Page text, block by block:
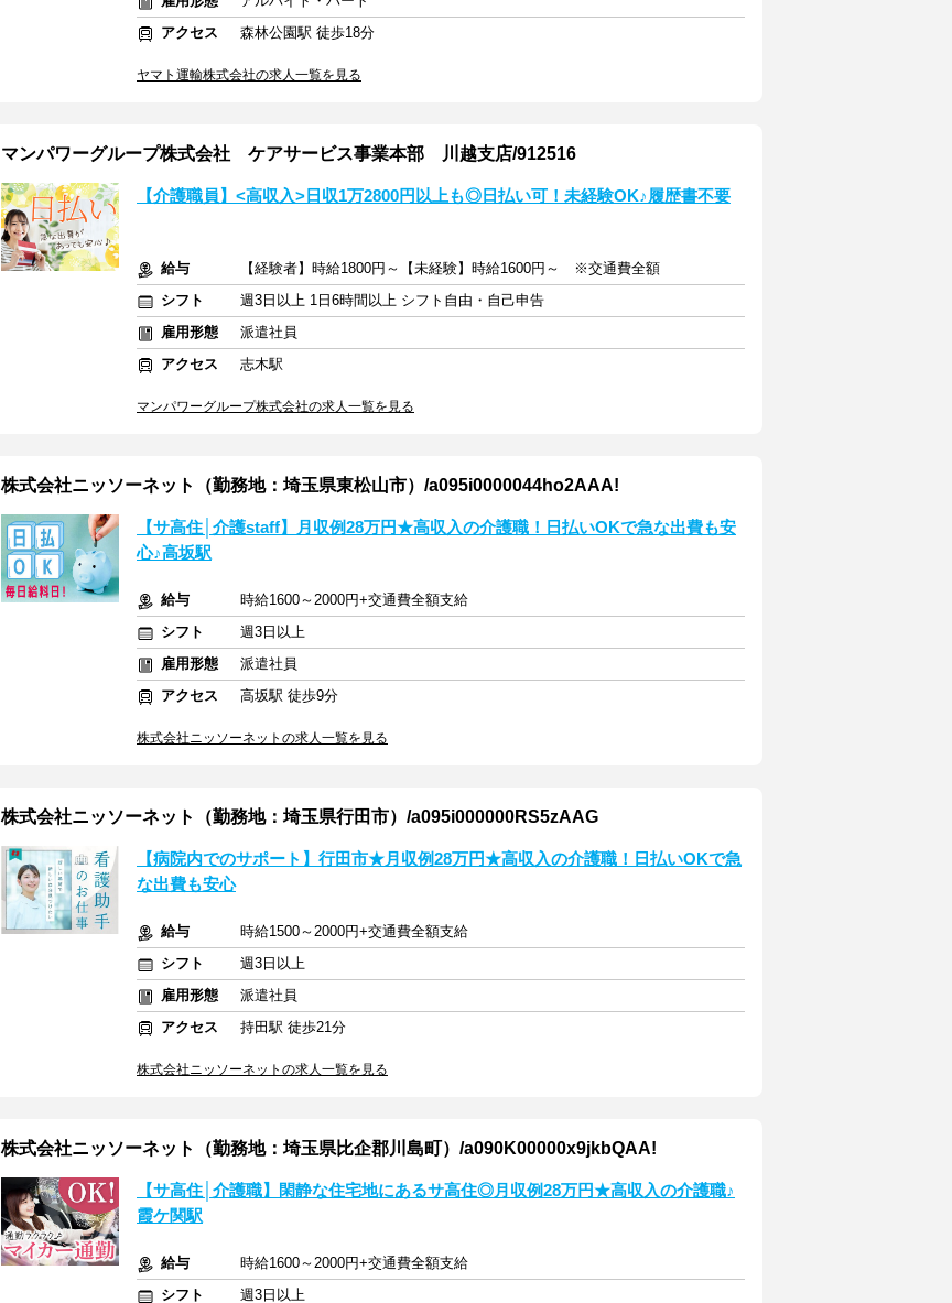
アクセス
森林公園駅 徒歩18分
ヤマト運輸株式会社の求人一覧を見る
マンパワーグループ株式会社 ケアサービス事業本部 川越支店/912516
【介護職員】<高収入>日収1万2800円以上も◎日払い可！未経験OK♪履歴書不要
給与
【経験者】時給1800円～【未経験】時給1600円～ ※交通費全額
シフト
週3日以上 1日6時間以上 シフト自由・自己申告
雇用形態
派遣社員
アクセス
志木駅
マンパワーグループ株式会社の求人一覧を見る
株式会社ニッソーネット（勤務地：埼玉県東松山市）/a095i0000044ho2AAA!
【サ高住│介護staff】月収例28万円★高収入の介護職！日払いOKで急な出費も安
心♪高坂駅
給与
時給1600～2000円+交通費全額支給
シフト
週3日以上
雇用形態
派遣社員
アクセス
高坂駅 徒歩9分
株式会社ニッソーネットの求人一覧を見る
株式会社ニッソーネット（勤務地：埼玉県行田市）/a095i000000RS5zAAG
【病院内でのサポート】行田市★月収例28万円★高収入の介護職！日払いOKで急
な出費も安心
給与
時給1500～2000円+交通費全額支給
シフト
週3日以上
雇用形態
派遣社員
アクセス
持田駅 徒歩21分
株式会社ニッソーネットの求人一覧を見る
株式会社ニッソーネット（勤務地：埼玉県比企郡川島町）/a090K00000x9jkbQAA!
【サ高住│介護職】閑静な住宅地にあるサ高住◎月収例28万円★高収入の介護職♪
霞ケ関駅
給与
時給1600～2000円+交通費全額支給
シフト
週3日以上